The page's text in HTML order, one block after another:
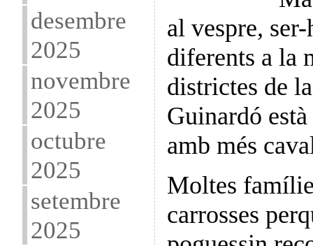
desembre
2025
novembre
2025
octubre
2025
setembre
2025
al vespre,
diferents a la
districtes de
Guinardó
amb més
Moltes
carrosses